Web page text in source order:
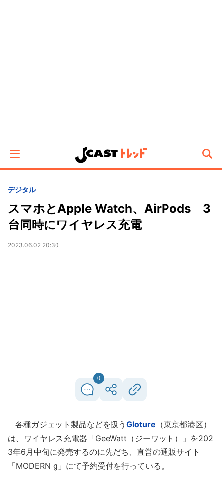
デジタル
スマホとApple Watch、AirPods 3
台同時にワイヤレス充電
2023.06.02 20:30
0
各種ガジェット製品などを扱う Gloture （東京都港区）
は、ワイヤレス充電器「GeeWatt（ジーワット）」を202
3年6月中旬に発売するのに先だち、直営の通販サイト
「MODERN g」にて予約受付を行っている。